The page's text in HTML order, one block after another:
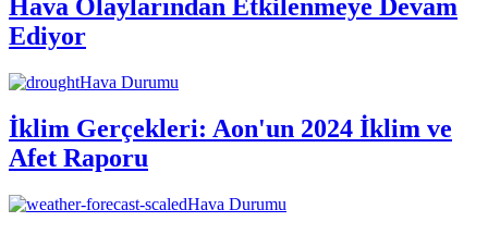
Hava Olaylarından Etkilenmeye Devam
Ediyor
Hava Durumu
İklim Gerçekleri: Aon'un 2024 İklim ve
Afet Raporu
Hava Durumu